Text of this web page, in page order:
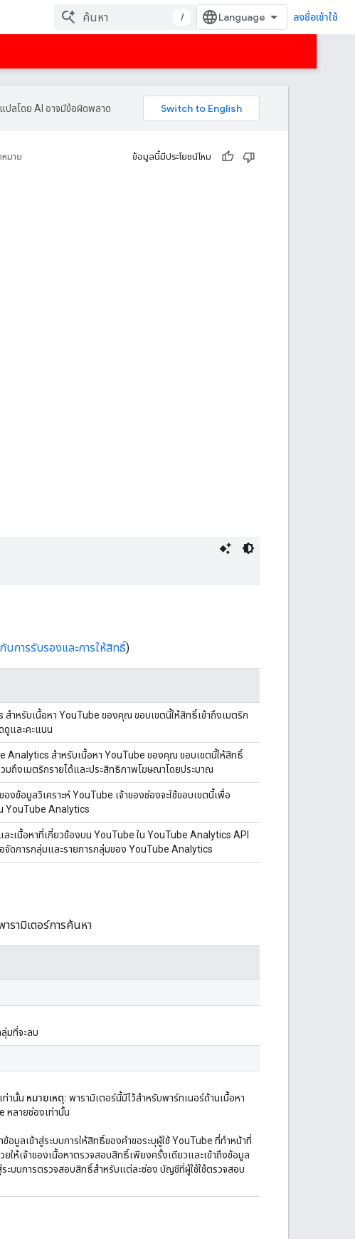
/ ลงชื่อเข้าใช้
ปลโดย AI อาจมีข้อผิดพลาด
หมาย ข้อมูลนี้มีประโยชน์ไหม
บการรับรองและการให้สิทธิ์)
ำหรับเนื้อหา YouTube ของคุณ ขอบเขตนี้ให้สิทธิ์เข้าถึงเมตริก
ดูและคะแนน
Analytics สำหรับเนื้อหา YouTube ของคุณ ขอบเขตนี้ให้สิทธิ์
มถึงเมตริกรายได้และประสิทธิภาพโฆษณาโดยประมาณ
งข้อมูลวิเคราะห์ YouTube เจ้าของช่องจะใช้ขอบเขตนี้เพื่อ
YouTube Analytics
ะเนื้อหาที่เกี่ยวข้องบน YouTube ใน YouTube Analytics API
อจัดการกลุ่มและรายการกลุ่มของ YouTube Analytics
รามิเตอร์การค้นหา
มที่จะลบ
ท่านั้น หมายเหตุ: พารามิเตอร์นี้มีไว้สำหรับพาร์ทเนอร์ด้านเนื้อหา
หลายช่องเท่านั้น
ข้อมูลเข้าสู่ระบบการให้สิทธิ์ของคำขอระบุผู้ใช้ YouTube ที่ทำหน้าที่
ยให้เจ้าของเนื้อหาตรวจสอบสิทธิ์เพียงครั้งเดียวและเข้าถึงข้อมูล
ะบบการตรวจสอบสิทธิ์สำหรับแต่ละช่อง บัญชีที่ผู้ใช้ใช้ตรวจสอบ